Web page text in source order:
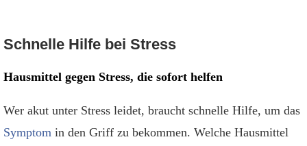
Schnelle Hilfe bei Stress
Hausmittel gegen Stress, die sofort helfen
Wer akut unter Stress leidet, braucht schnelle Hilfe, um das
Symptom in den Griff zu bekommen. Welche Hausmittel